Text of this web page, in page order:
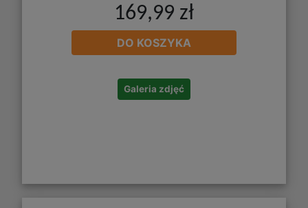
169,99 zł
DO KOSZYKA
Galeria zdjęć